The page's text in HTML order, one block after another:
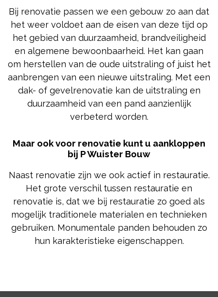
Bij renovatie passen we een gebouw zo aan dat
het weer voldoet aan de eisen van deze tijd op
het gebied van duurzaamheid, brandveiligheid
en algemene bewoonbaarheid. Het kan gaan
om herstellen van de oude uitstraling of juist het
aanbrengen van een nieuwe uitstraling. Met een
dak- of gevelrenovatie kan de uitstraling en
duurzaamheid van een pand aanzienlijk
verbeterd worden.
Maar ook voor renovatie kunt u aankloppen
bij P Wuister Bouw
Naast renovatie zijn we ook actief in restauratie.
Het grote verschil tussen restauratie en
renovatie is, dat we bij restauratie zo goed als
mogelijk traditionele materialen en technieken
gebruiken. Monumentale panden behouden zo
hun karakteristieke eigenschappen.